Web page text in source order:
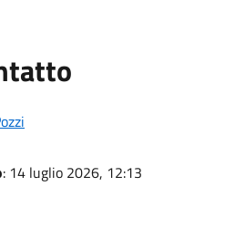
: 14 luglio 2026, 12:13